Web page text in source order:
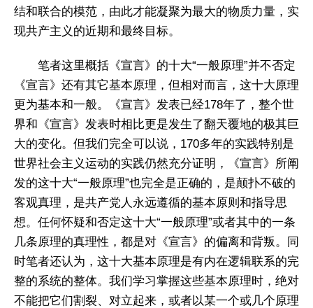
结和联合的模范，由此才能凝聚为最大的物质力量，实
现共产主义的近期和最终目标。
笔者这里概括《宣言》的十大“一般原理”并不否定
《宣言》还有其它基本原理，但相对而言，这十大原理
更为基本和一般。《宣言》发表已经178年了，整个世
界和《宣言》发表时相比更是发生了翻天覆地的极其巨
大的变化。但我们完全可以说，170多年的实践特别是
世界社会主义运动的实践仍然充分证明，《宣言》所阐
发的这十大“一般原理”也完全是正确的，是颠扑不破的
客观真理，是共产党人永远遵循的基本原则和指导思
想。任何怀疑和否定这十大“一般原理”或者其中的一条
几条原理的真理性，都是对《宣言》的偏离和背叛。同
时笔者还认为，这十大基本原理是有内在逻辑联系的完
整的系统的整体。我们学习掌握这些基本原理时，绝对
不能把它们割裂、对立起来，或者以某一个或几个原理